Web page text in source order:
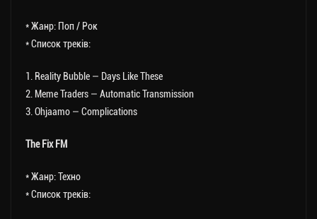
* Жанр: Поп / Рок
* Список треків:
1. Reality Bubble — Days Like These
2. Meme Traders — Automatic Transmission
3. Ohjaamo — Complications
The Fix FM
* Жанр: Техно
* Список треків: